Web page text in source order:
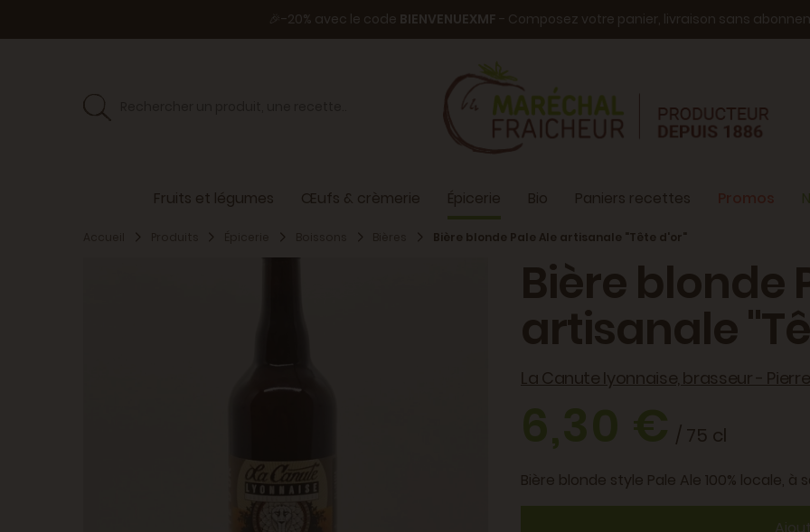
🎉-20% avec le code BIENVENUEXMF - Composez votre panier, livraison sans
Fruits et légumes Œufs & crèmerie Épicerie Bio Paniers recettes
Bière blonde Pale Ale artisanale "Tête d'or"
Bière blonde
artisanale
La Canute lyonnaise, brasseur -
6,30 €/ 75 cl
Bière blonde style Pale Ale 100% locale, à